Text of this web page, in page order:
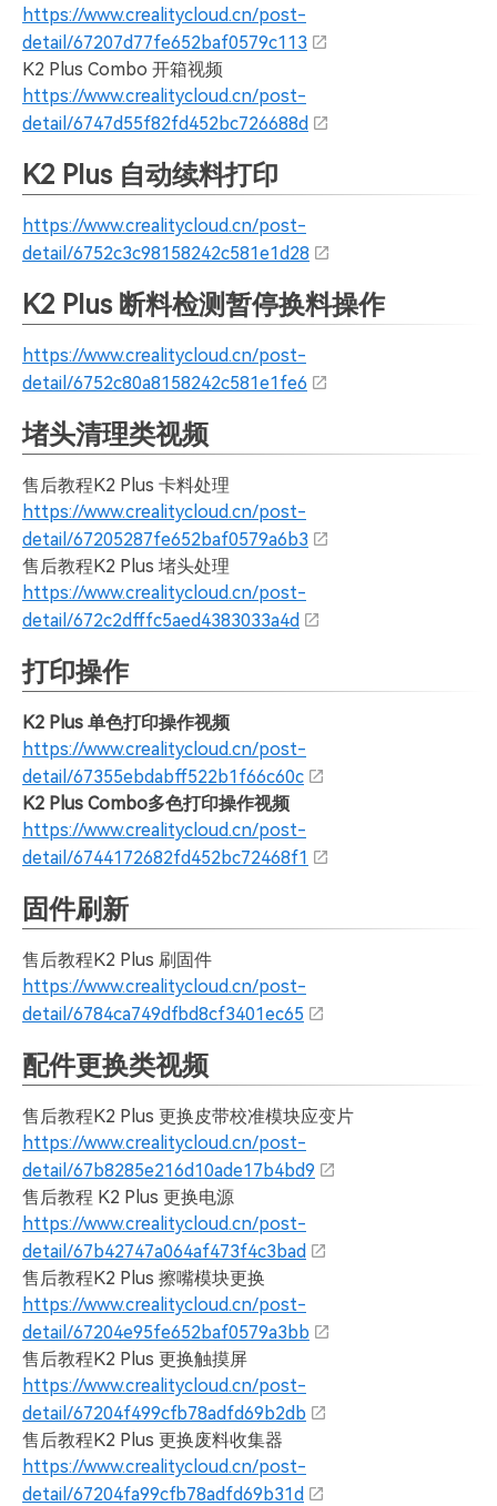
https://www.crealitycloud.cn/post-
detail/67207d77fe652baf0579c113
K2 Plus Combo 开箱视频
https://www.crealitycloud.cn/post-
detail/6747d55f82fd452bc726688d
K2 Plus 自动续料打印
https://www.crealitycloud.cn/post-
detail/6752c3c98158242c581e1d28
K2 Plus 断料检测暂停换料操作
https://www.crealitycloud.cn/post-
detail/6752c80a8158242c581e1fe6
堵头清理类视频
售后教程K2 Plus 卡料处理
https://www.crealitycloud.cn/post-
detail/67205287fe652baf0579a6b3
售后教程K2 Plus 堵头处理
https://www.crealitycloud.cn/post-
detail/672c2dfffc5aed4383033a4d
打印操作
K2 Plus 单色打印操作视频
https://www.crealitycloud.cn/post-
detail/67355ebdabff522b1f66c60c
K2 Plus Combo多色打印操作视频
https://www.crealitycloud.cn/post-
detail/6744172682fd452bc72468f1
固件刷新
售后教程K2 Plus 刷固件
https://www.crealitycloud.cn/post-
detail/6784ca749dfbd8cf3401ec65
配件更换类视频
售后教程K2 Plus 更换皮带校准模块应变片
https://www.crealitycloud.cn/post-
detail/67b8285e216d10ade17b4bd9
售后教程 K2 Plus 更换电源
https://www.crealitycloud.cn/post-
detail/67b42747a064af473f4c3bad
售后教程K2 Plus 擦嘴模块更换
https://www.crealitycloud.cn/post-
detail/67204e95fe652baf0579a3bb
售后教程K2 Plus 更换触摸屏
https://www.crealitycloud.cn/post-
detail/67204f499cfb78adfd69b2db
售后教程K2 Plus 更换废料收集器
https://www.crealitycloud.cn/post-
detail/67204fa99cfb78adfd69b31d